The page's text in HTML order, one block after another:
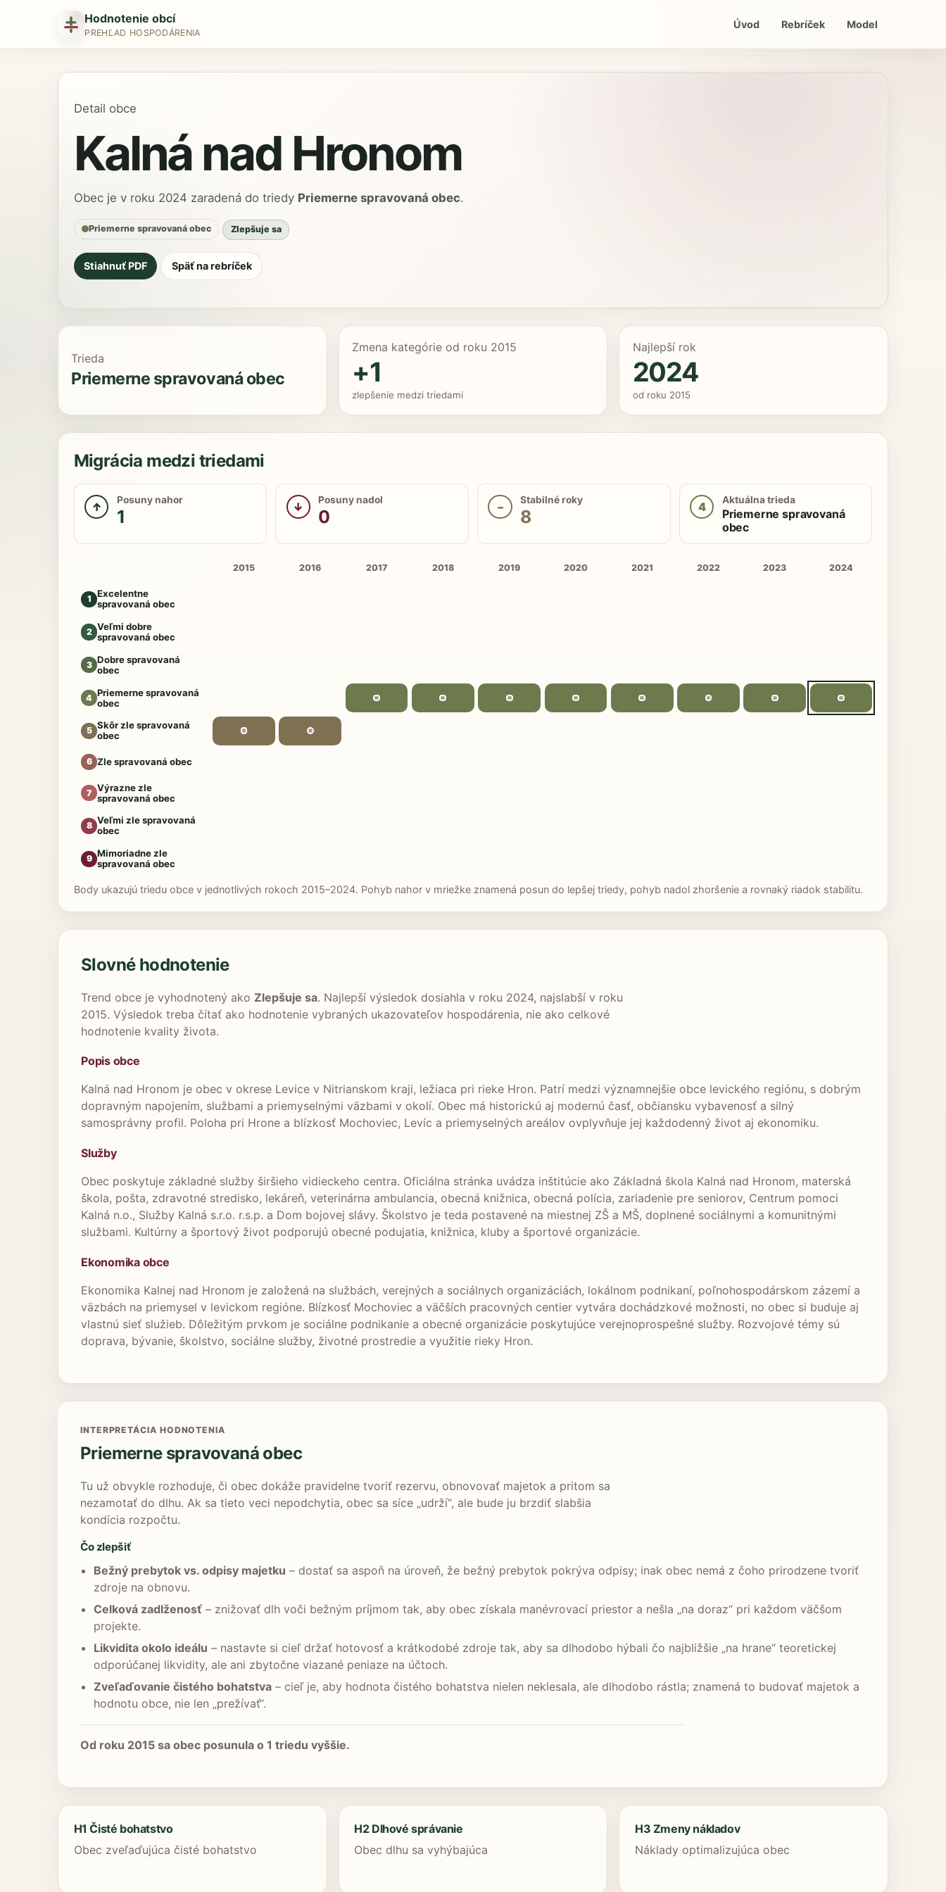
Hodnotenie obcí
PREHĽAD HOSPODÁRENIA
Úvod Rebríček Model
Detail obce
Kalná nad Hronom
Obec je v roku 2024 zaradená do triedy Priemerne spravovaná obec.
Priemerne spravovaná obec Zlepšuje sa
Stiahnuť PDF Späť na rebríček
Trieda
Priemerne spravovaná obec
Zmena kategórie od roku 2015
+1
zlepšenie medzi triedami
Najlepší rok
2024
od roku 2015
Migrácia medzi triedami
↑ Posuny nahor
1 ↓ Posuny nadol
0 – Stabilné roky
8 4 Aktuálna trieda
Priemerne spravovaná
obec
2015 2016 2017 2018 2019 2020 2021 2022 2023 2024
1
Excelentne
spravovaná obec
2 Veľmi dobre
spravovaná obec
3 Dobre spravovaná
obec
4 Priemerne spravovaná
obec
5 Skôr zle spravovaná
obec
6 Zle spravovaná obec
7 Výrazne zle
spravovaná obec
8 Veľmi zle spravovaná
obec
9 Mimoriadne zle
spravovaná obec
Body ukazujú triedu obce v jednotlivých rokoch 2015–2024. Pohyb nahor v mriežke znamená posun do lepšej triedy, pohyb nadol zhoršenie a rovnaký riadok stabilitu.
Slovné hodnotenie
Trend obce je vyhodnotený ako Zlepšuje sa. Najlepší výsledok dosiahla v roku 2024, najslabší v roku
2015. Výsledok treba čítať ako hodnotenie vybraných ukazovateľov hospodárenia, nie ako celkové
hodnotenie kvality života.
Popis obce
Kalná nad Hronom je obec v okrese Levice v Nitrianskom kraji, ležiaca pri rieke Hron. Patrí medzi významnejšie obce levického regiónu, s dobrým
dopravným napojením, službami a priemyselnými väzbami v okolí. Obec má historickú aj modernú časť, občiansku vybavenosť a silný
samosprávny profil. Poloha pri Hrone a blízkosť Mochoviec, Levíc a priemyselných areálov ovplyvňuje jej každodenný život aj ekonomiku.
Služby
Obec poskytuje základné služby širšieho vidieckeho centra. Oficiálna stránka uvádza inštitúcie ako Základná škola Kalná nad Hronom, materská
škola, pošta, zdravotné stredisko, lekáreň, veterinárna ambulancia, obecná knižnica, obecná polícia, zariadenie pre seniorov, Centrum pomoci
Kalná n.o., Služby Kalná s.r.o. r.s.p. a Dom bojovej slávy. Školstvo je teda postavené na miestnej ZŠ a MŠ, doplnené sociálnymi a komunitnými
službami. Kultúrny a športový život podporujú obecné podujatia, knižnica, kluby a športové organizácie.
Ekonomika obce
Ekonomika Kalnej nad Hronom je založená na službách, verejných a sociálnych organizáciách, lokálnom podnikaní, poľnohospodárskom zázemí a
väzbách na priemysel v levickom regióne. Blízkosť Mochoviec a väčších pracovných centier vytvára dochádzkové možnosti, no obec si buduje aj
vlastnú sieť služieb. Dôležitým prvkom je sociálne podnikanie a obecné organizácie poskytujúce verejnoprospešné služby. Rozvojové témy sú
doprava, bývanie, školstvo, sociálne služby, životné prostredie a využitie rieky Hron.
INTERPRETÁCIA HODNOTENIA
Priemerne spravovaná obec
Tu už obvykle rozhoduje, či obec dokáže pravidelne tvoriť rezervu, obnovovať majetok a pritom sa
nezamotať do dlhu. Ak sa tieto veci nepodchytia, obec sa síce „udrží“, ale bude ju brzdiť slabšia
kondícia rozpočtu.
Čo zlepšiť
Bežný prebytok vs. odpisy majetku – dostať sa aspoň na úroveň, že bežný prebytok pokrýva odpisy; inak obec nemá z čoho prirodzene tvoriť
zdroje na obnovu.
Celková zadlženosť – znižovať dlh voči bežným príjmom tak, aby obec získala manévrovací priestor a nešla „na doraz“ pri každom väčšom
projekte.
Likvidita okolo ideálu – nastavte si cieľ držať hotovosť a krátkodobé zdroje tak, aby sa dlhodobo hýbali čo najbližšie „na hrane“ teoretickej
odporúčanej likvidity, ale ani zbytočne viazané peniaze na účtoch.
Zveľaďovanie čistého bohatstva – cieľ je, aby hodnota čistého bohatstva nielen neklesala, ale dlhodobo rástla; znamená to budovať majetok a
hodnotu obce, nie len „prežívať“.
Od roku 2015 sa obec posunula o 1 triedu vyššie.
H1 Čisté bohatstvo
Obec zveľaďujúca čisté bohatstvo
H2 Dlhové správanie
Obec dlhu sa vyhýbajúca
H3 Zmeny nákladov
Náklady optimalizujúca obec